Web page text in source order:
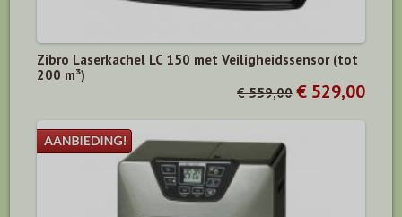
Zibro Laserkachel LC 150 met Veiligheidssensor (tot
200 m³)
€ 559,00 € 529,00